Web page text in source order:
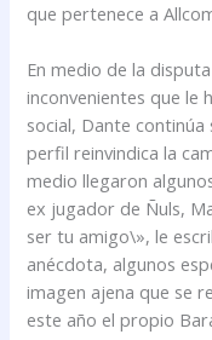
que pertenece a
En medio de la
inconvenientes que le
social, Dante
perfil reinvindica la
medio llegaron
ex jugador de Ñuls,
ser tu amigo\», le
anécdota, algunos
imagen ajena que se
este año el propio